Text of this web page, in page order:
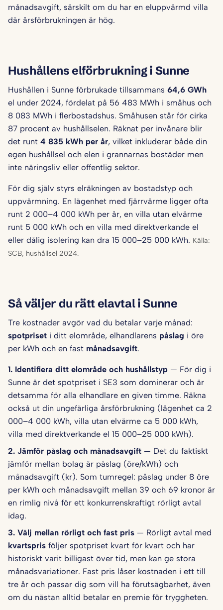
månadsavgift, särskilt om du har en eluppvärmd villa
där årsförbrukningen är hög.
Hushållens elförbrukning i Sunne
Hushållen i Sunne förbrukade tillsammans 64,6 GWh
el under 2024, fördelat på 56 483 MWh i småhus och
8 083 MWh i flerbostadshus. Småhusen står för cirka
87 procent av hushållselen. Räknat per invånare blir
det runt 4 835 kWh per år, vilket inkluderar både din
egen hushållsel och elen i grannarnas bostäder men
inte näringsliv eller offentlig sektor.
För dig själv styrs elräkningen av bostadstyp och
uppvärmning. En lägenhet med fjärrvärme ligger ofta
runt 2 000–4 000 kWh per år, en villa utan elvärme
runt 5 000 kWh och en villa med direktverkande el
eller dålig isolering kan dra 15 000–25 000 kWh. Källa:
SCB, hushållsel 2024.
Så väljer du rätt elavtal i Sunne
Tre kostnader avgör vad du betalar varje månad:
spotpriset i ditt elområde, elhandlarens påslag i öre
per kWh och en fast månadsavgift.
1. Identifiera ditt elområde och hushålls­typ — För dig i
Sunne är det spotpriset i SE3 som dominerar och är
detsamma för alla elhandlare en given timme. Räkna
också ut din ungefärliga årsförbrukning (lägenhet ca 2
000–4 000 kWh, villa utan elvärme ca 5 000 kWh,
villa med direktverkande el 15 000–25 000 kWh).
2. Jämför påslag och månadsavgift — Det du faktiskt
jämför mellan bolag är påslag (öre/kWh) och
månadsavgift (kr). Som tumregel: påslag under 8 öre
per kWh och månadsavgift mellan 39 och 69 kronor är
en rimlig nivå för ett konkurrenskraftigt rörligt avtal
idag.
3. Välj mellan rörligt och fast pris — Rörligt avtal med
kvartspris följer spotpriset kvart för kvart och har
historiskt varit billigast över tid, men kan ge stora
månadsvariationer. Fast pris låser kostnaden i ett till
tre år och passar dig som vill ha förutsägbarhet, även
om du nästan alltid betalar en premie för tryggheten.